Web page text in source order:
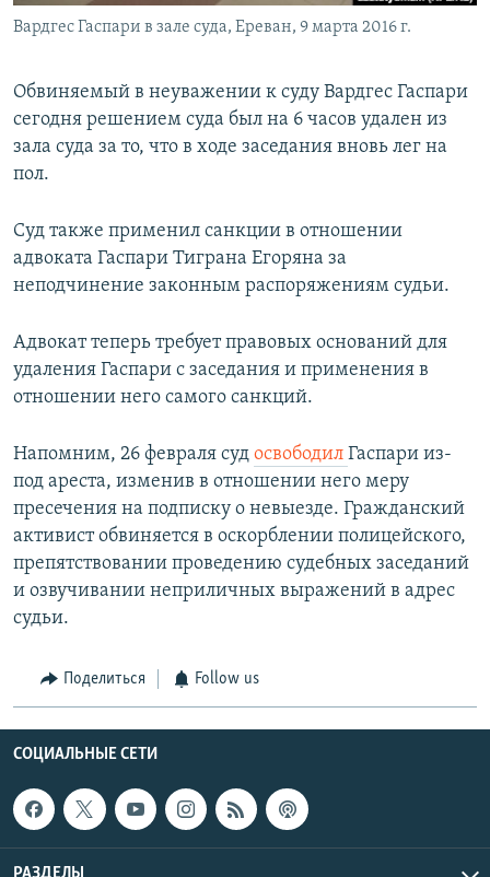
Русский
Вардгес Гаспари в зале суда, Ереван, 9 марта 2016 г.
Обвиняемый в неуважении к суду Вардгес Гаспари
сегодня решением суда был на 6 часов удален из
зала суда за то, что в ходе заседания вновь лег на
пол.
Суд также применил санкции в отношении
адвоката Гаспари Тиграна Егоряна за
неподчинение законным распоряжениям судьи.
Адвокат теперь требует правовых оснований для
удаления Гаспари с заседания и применения в
отношении него самого санкций.
Напомним, 26 февраля суд освободил Гаспари из-
под ареста, изменив в отношении него меру
пресечения на подписку о невыезде. Гражданский
активист обвиняется в оскорблении полицейского,
препятствовании проведению судебных заседаний
и озвучивании неприличных выражений в адрес
судьи.
Поделиться Follow us
СОЦИАЛЬНЫЕ СЕТИ